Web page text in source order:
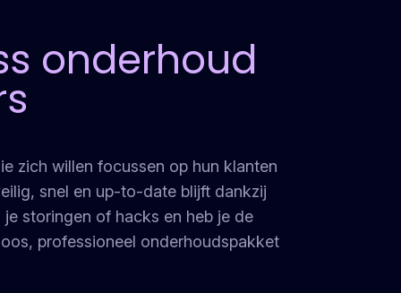
onderhoud
zich willen focussen op hun klanten
snel en up-to-date blijft dankzij
storingen of hacks en heb je de
professioneel onderhoudspakket